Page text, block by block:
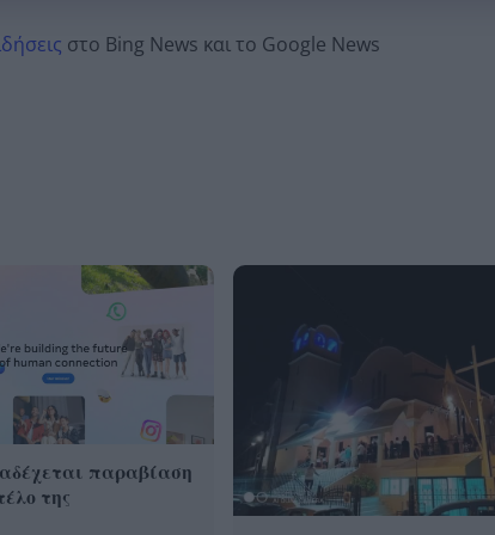
στο Bing News και το Google News
παραβίαση
της